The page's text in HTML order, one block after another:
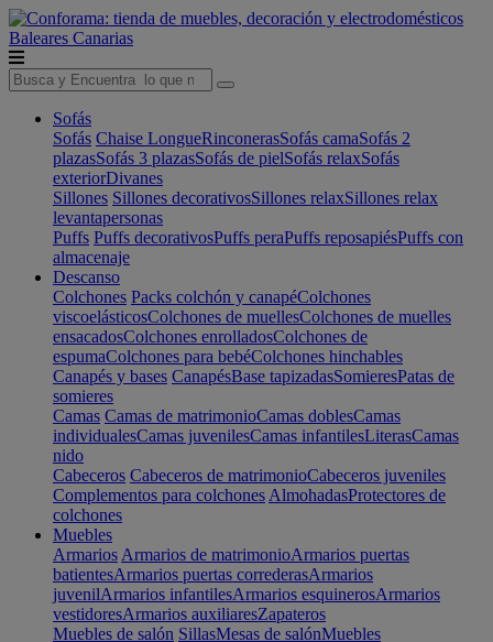
Baleares Canarias
Sofás
Sofás Chaise LongueRinconerasSofás camaSofás 2
plazasSofás 3 plazasSofás de pielSofás relaxSofás
exteriorDivanes
Sillones Sillones decorativosSillones relaxSillones relax
levantapersonas
Puffs Puffs decorativosPuffs peraPuffs reposapiésPuffs con
almacenaje
Descanso
Colchones Packs colchón y canapéColchones
viscoelásticosColchones de muellesColchones de muelles
ensacadosColchones enrolladosColchones de
espumaColchones para bebéColchones hinchables
Canapés y bases CanapésBase tapizadasSomieresPatas de
somieres
Camas Camas de matrimonioCamas doblesCamas
individualesCamas juvenilesCamas infantilesLiterasCamas
nido
Cabeceros Cabeceros de matrimonioCabeceros juveniles
Complementos para colchones AlmohadasProtectores de
colchones
Muebles
Armarios Armarios de matrimonioArmarios puertas
batientesArmarios puertas correderasArmarios
juvenilArmarios infantilesArmarios esquinerosArmarios
vestidoresArmarios auxiliaresZapateros
Muebles de salón SillasMesas de salónMuebles